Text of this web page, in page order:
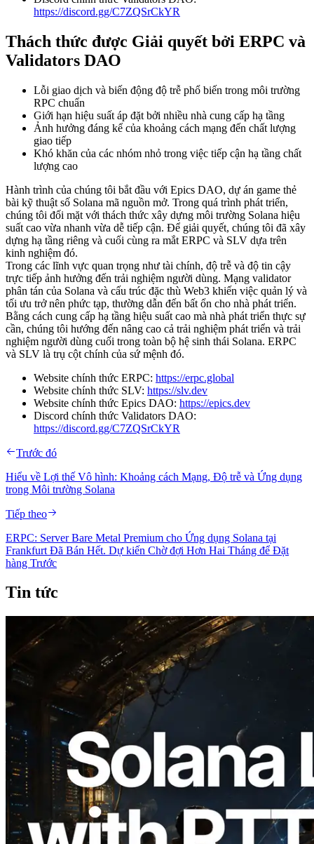
https://discord.gg/C7ZQSrCkYR
Thách thức được Giải quyết bởi ERPC và
Validators DAO
Lỗi giao dịch và biến động độ trễ phổ biến trong môi trường
RPC chuẩn
Giới hạn hiệu suất áp đặt bởi nhiều nhà cung cấp hạ tầng
Ảnh hưởng đáng kể của khoảng cách mạng đến chất lượng
giao tiếp
Khó khăn của các nhóm nhỏ trong việc tiếp cận hạ tầng chất
lượng cao
Hành trình của chúng tôi bắt đầu với Epics DAO, dự án game thẻ
bài kỹ thuật số Solana mã nguồn mở. Trong quá trình phát triển,
chúng tôi đối mặt với thách thức xây dựng môi trường Solana hiệu
suất cao vừa nhanh vừa dễ tiếp cận. Để giải quyết, chúng tôi đã xây
dựng hạ tầng riêng và cuối cùng ra mắt ERPC và SLV dựa trên
kinh nghiệm đó.
Trong các lĩnh vực quan trọng như tài chính, độ trễ và độ tin cậy
trực tiếp ảnh hưởng đến trải nghiệm người dùng. Mạng validator
phân tán của Solana và cấu trúc đặc thù Web3 khiến việc quản lý và
tối ưu trở nên phức tạp, thường dẫn đến bất ổn cho nhà phát triển.
Bằng cách cung cấp hạ tầng hiệu suất cao mà nhà phát triển thực sự
cần, chúng tôi hướng đến nâng cao cả trải nghiệm phát triển và trải
nghiệm người dùng cuối trong toàn bộ hệ sinh thái Solana. ERPC
và SLV là trụ cột chính của sứ mệnh đó.
Website chính thức ERPC: https://erpc.global
Website chính thức SLV: https://slv.dev
Website chính thức Epics DAO: https://epics.dev
Discord chính thức Validators DAO:
https://discord.gg/C7ZQSrCkYR
Trước đó
Hiểu về Lợi thế Vô hình: Khoảng cách Mạng, Độ trễ và Ứng dụng
trong Môi trường Solana
Tiếp theo
ERPC: Server Bare Metal Premium cho Ứng dụng Solana tại
Frankfurt Đã Bán Hết. Dự kiến Chờ đợi Hơn Hai Tháng để Đặt
hàng Trước
Tin tức
2026.08.05
ERPC mở rộng Solana Leader Slot API
với phép đo ping từ 7 khu vực toàn cầu —